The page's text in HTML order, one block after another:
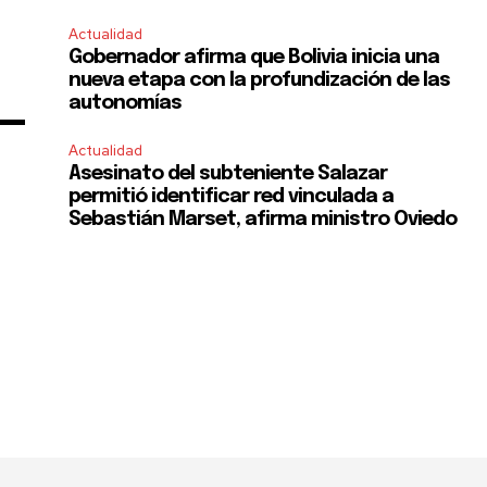
Privacy Policy.
Actualidad
Gobernador afirma que Bolivia inicia una
nueva etapa con la profundización de las
autonomías
Actualidad
Asesinato del subteniente Salazar
permitió identificar red vinculada a
Sebastián Marset, afirma ministro Oviedo